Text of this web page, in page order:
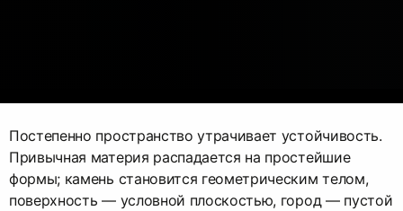
Постепенно пространство утрачивает устойчивость.
Привычная материя распадается на простейшие
формы; камень становится геометрическим телом,
поверхность — условной плоскостью, город — пустой